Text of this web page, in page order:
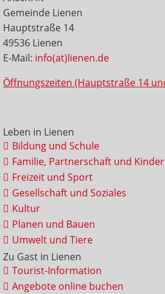
Gemeinde Lienen
Hauptstraße 14
49536 Lienen
E-Mail: info(at)lienen.de
Öffnungszeiten (Hauptstraße 14
Leben in Lienen
Bildung und Schule
Familie, Partnerschaft und Kinder
Freizeit und Sport
Gesellschaft und Soziales
Kultur
Planen und Bauen
Umwelt und Tiere
Zu Gast in Lienen
Tourist-Information
Angebote online buchen